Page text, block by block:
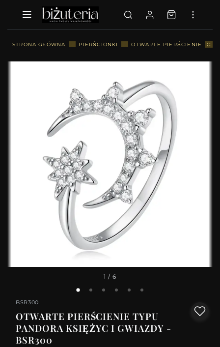
STRONA GŁÓWNA :: PIERŚCIONKI :: OTWARTE PIERŚCIENIE ::
1 / 6
BSR300
OTWARTE PIERŚCIENIE TYPU
PANDORA KSIĘŻYC I GWIAZDY -
BSR300